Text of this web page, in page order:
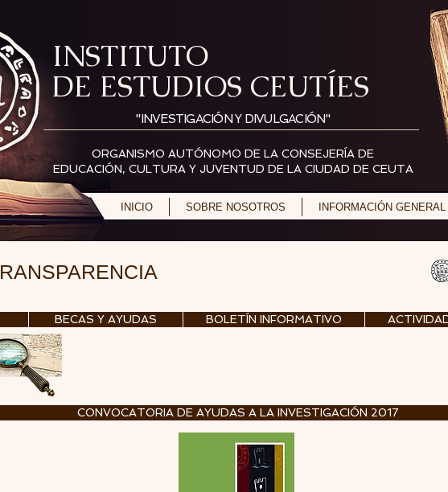
INSTITUTO
DE ESTUDIOS CEUTÍES
"INVESTIGACIÓN Y DIVULGACIÓN"
ORGANISMO AUTÓNOMO DE LA CONSEJERÍA DE
EDUCACIÓN, CULTURA Y JUVENTUD DE LA CIUDAD DE CEUTA
INICIO SOBRE NOSOTROS INFORMACIÓN GENERAL
BECAS Y AYUDAS BOLETÍN INFORMATIVO
CONVOCATORIA DE AYUDAS A LA INVESTIGACIÓN 2017